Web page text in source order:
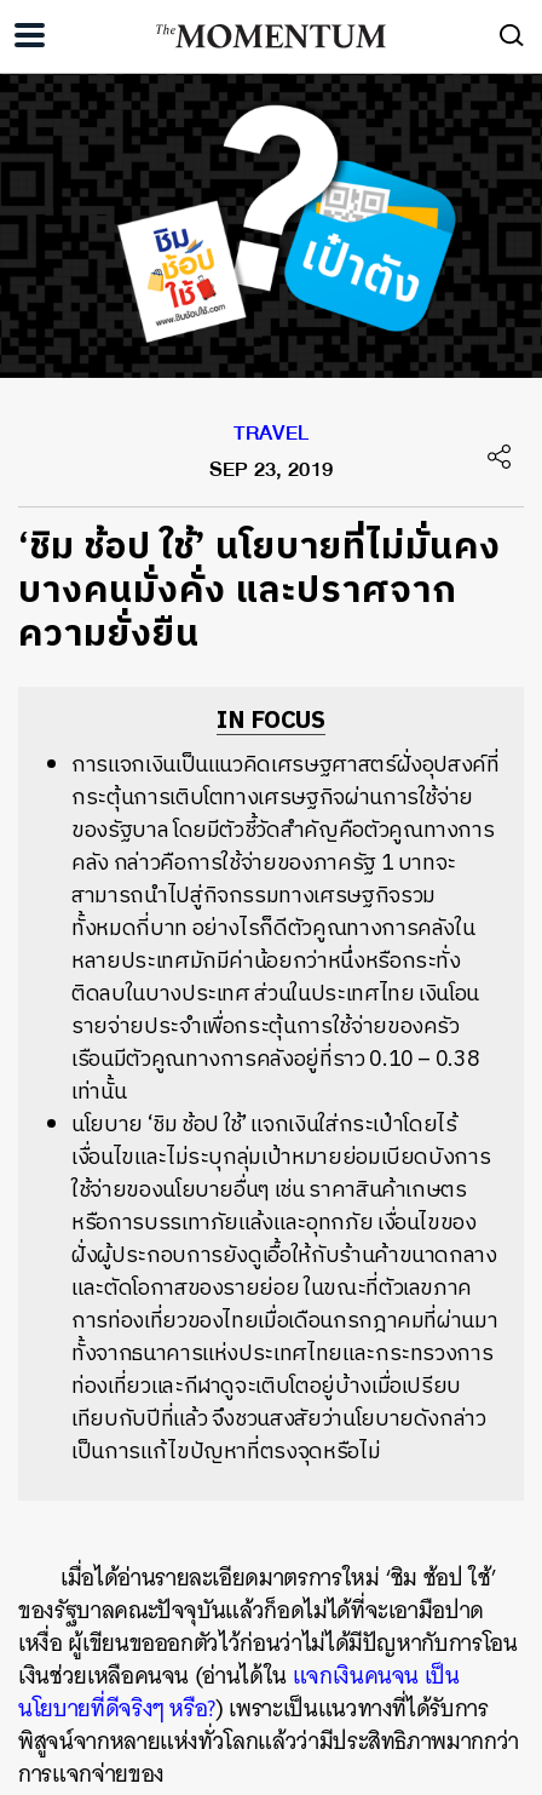
TRAVEL
SEP 23, 2019
‘ชิม ช้อป ใช้’ นโยบายที่ไม่มั่นคง
บางคนมั่งคั่ง และปราศจาก
ความยั่งยืน
IN FOCUS
การแจกเงินเป็นแนวคิดเศรษฐศาสตร์ฝั่งอุปสงค์ที่
กระตุ้นการเติบโตทางเศรษฐกิจผ่านการใช้จ่าย
ของรัฐบาล โดยมีตัวชี้วัดสำคัญคือตัวคูณทางการ
คลัง กล่าวคือการใช้จ่ายของภาครัฐ 1 บาทจะ
สามารถนำไปสู่กิจกรรมทางเศรษฐกิจรวม
ทั้งหมดกี่บาท อย่างไรก็ดีตัวคูณทางการคลังใน
หลายประเทศมักมีค่าน้อยกว่าหนึ่งหรือกระทั่ง
ติดลบในบางประเทศ ส่วนในประเทศไทย เงินโอน
รายจ่ายประจำเพื่อกระตุ้นการใช้จ่ายของครัว
เรือนมีตัวคูณทางการคลังอยู่ที่ราว 0.10 – 0.38
เท่านั้น
นโยบาย ‘ชิม ช้อป ใช้’ แจกเงินใส่กระเป๋าโดยไร้
เงื่อนไขและไม่ระบุกลุ่มเป้าหมายย่อมเบียดบังการ
ใช้จ่ายของนโยบายอื่นๆ เช่น ราคาสินค้าเกษตร
หรือการบรรเทาภัยแล้งและอุทกภัย เงื่อนไขของ
ฝั่งผู้ประกอบการยังดูเอื้อให้กับร้านค้าขนาดกลาง
และตัดโอกาสของรายย่อย ในขณะที่ตัวเลขภาค
การท่องเที่ยวของไทยเมื่อเดือนกรกฎาคมที่ผ่านมา
ทั้งจากธนาคารแห่งประเทศไทยและกระทรวงการ
ท่องเที่ยวและกีฬาดูจะเติบโตอยู่บ้างเมื่อเปรียบ
เทียบกับปีที่แล้ว จึงชวนสงสัยว่านโยบายดังกล่าว
เป็นการแก้ไขปัญหาที่ตรงจุดหรือไม่
เมื่อได้อ่านรายละเอียดมาตรการใหม่ ‘ชิม ช้อป ใช้’
ของรัฐบาลคณะปัจจุบันแล้วก็อดไม่ได้ที่จะเอามือปาด
เหงื่อ ผู้เขียนขอออกตัวไว้ก่อนว่าไม่ได้มีปัญหากับการโอน
เงินช่วยเหลือคนจน (อ่านได้ในแจกเงินคนจน เป็น
นโยบายที่ดีจริงๆ หรือ?) เพราะเป็นแนวทางที่ได้รับการ
พิสูจน์จากหลายแห่งทั่วโลกแล้วว่ามีประสิทธิภาพมากกว่า
การแจกจ่ายของ